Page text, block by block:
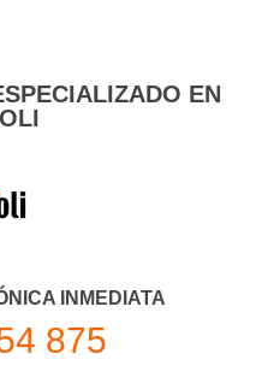
EN
INMEDIATA
875